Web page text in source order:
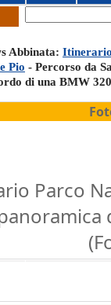
Abbinata:
Pio - Percorso da
di una BMW
Parco